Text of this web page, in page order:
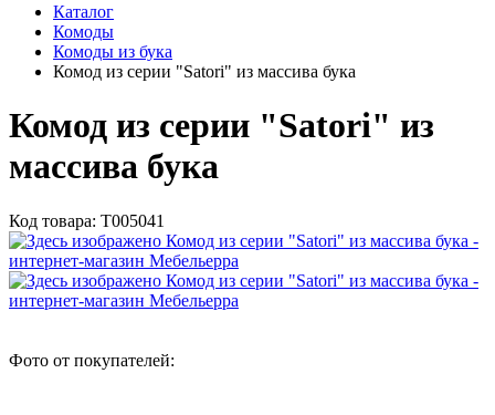
Каталог
Комоды
Комоды из бука
Комод из серии "Satori" из массива бука
Комод из серии "Satori" из
массива бука
Код товара: Т005041
Фото от покупателей: